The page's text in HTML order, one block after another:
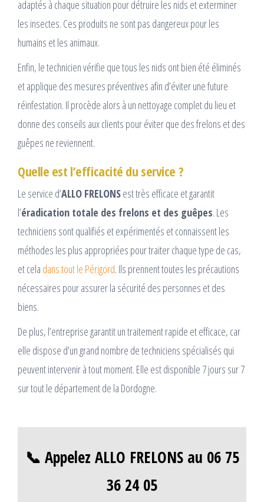
adaptés à chaque situation pour détruire les nids et exterminer
les insectes. Ces produits ne sont pas dangereux pour les
humains et les animaux.
Enfin, le technicien vérifie que tous les nids ont bien été éliminés
et applique des mesures préventives afin d’éviter une future
réinfestation. Il procède alors à un nettoyage complet du lieu et
donne des conseils aux clients pour éviter que des frelons et des
guêpes ne reviennent.
Quelle est l’efficacité du service ?
Le service d’ALLO FRELONSest très efficace et garantit
l’éradication totale des frelons et des guêpes. Les
techniciens sont qualifiés et expérimentés et connaissent les
méthodes les plus appropriées pour traiter chaque type de cas,
et cela dans tout le Périgord. Ils prennent toutes les précautions
nécessaires pour assurer la sécurité des personnes et des
biens.
De plus, l’entreprise garantit un traitement rapide et efficace, car
elle dispose d’un grand nombre de techniciens spécialisés qui
peuvent intervenir à tout moment. Elle est disponible 7 jours sur 7
sur tout le département de la Dordogne.
📞 Appelez ALLO FRELONS au 06 75
36 24 05